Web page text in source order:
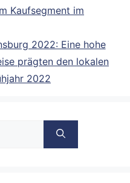
Kaufsegment im
2022: Eine hohe
prägten den lokalen
2022